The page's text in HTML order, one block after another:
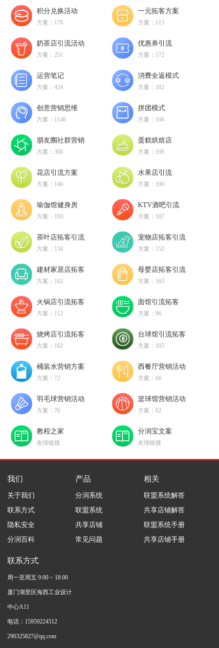
积分兑换活动
方案：178
一元拓客方案
方案：115
奶茶店引流活动
方案：251
优惠券引流
方案：172
运营笔记
方案：424
消费全返模式
方案：182
创意营销思维
方案：1146
拼团模式
方案：106
朋友圈社群营销
方案：306
蛋糕烘焙店
方案：196
花店引流方案
方案：140
水果店引流
方案：190
瑜伽馆健身房
方案：193
KTV酒吧引流
方案：187
茶叶店拓客引流
方案：134
宠物店拓客引流
方案：152
建材家居店拓客
方案：162
母婴店拓客引流
方案：163
火锅店引流拓客
方案：112
面馆引流拓客
方案：96
烧烤店引流拓客
方案：102
台球馆引流拓客
方案：105
桶装水营销方案
方案：72
西餐厅营销活动
方案：66
羽毛球营销活动
方案：70
篮球馆营销活动
方案：62
教程之家
友情链接
分润宝文案
友情链接
我们
关于我们
联系方式
隐私安全
分润百科
产品
分润系统
联盟系统
共享店铺
常见问题
相关
联盟系统解答
共享店铺解答
联盟系统手册
共享店铺手册
联系方式
周一至周五 9:00 ~ 18:00
厦门湖里区海西工业设计
中心A11
电话：15959224512
290325827@qq.com